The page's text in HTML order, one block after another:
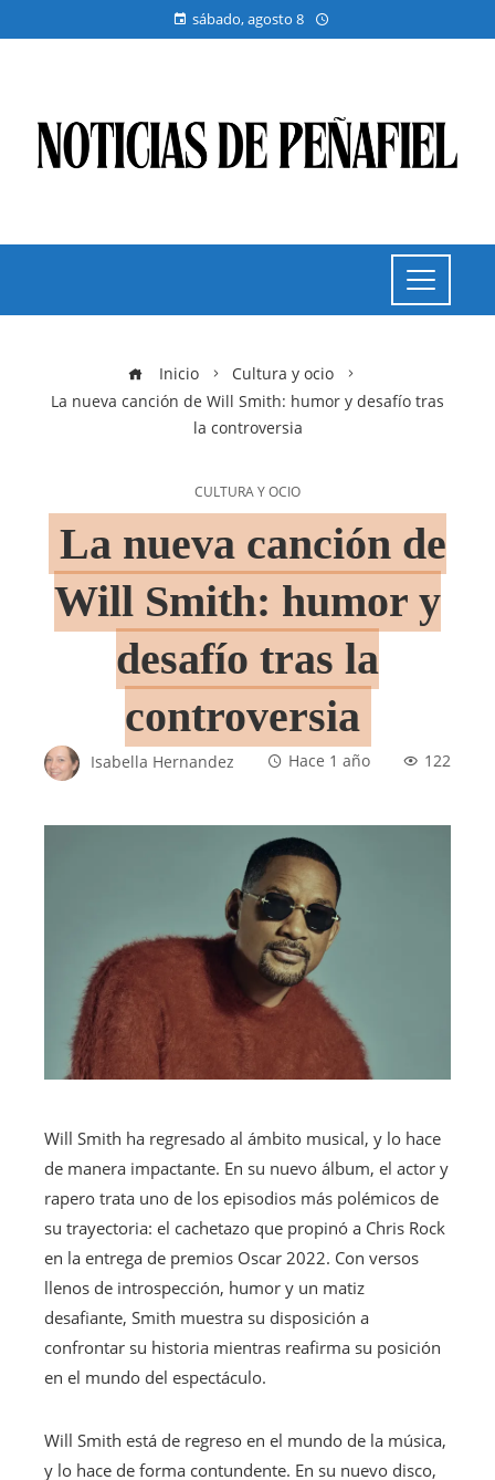
sábado, agosto 8
Inicio
Cultura y ocio
La nueva canción de Will Smith: humor y desafío tras
la controversia
CULTURA Y OCIO
La nueva canción de
Will Smith: humor y
desafío tras la
controversia
Isabella Hernandez Hace 1 año 122
Will Smith ha regresado al ámbito musical, y lo hace
de manera impactante. En su nuevo álbum, el actor y
rapero trata uno de los episodios más polémicos de
su trayectoria: el cachetazo que propinó a Chris Rock
en la entrega de premios Oscar 2022. Con versos
llenos de introspección, humor y un matiz
desafiante, Smith muestra su disposición a
confrontar su historia mientras reafirma su posición
en el mundo del espectáculo.
Will Smith está de regreso en el mundo de la música,
y lo hace de forma contundente. En su nuevo disco,